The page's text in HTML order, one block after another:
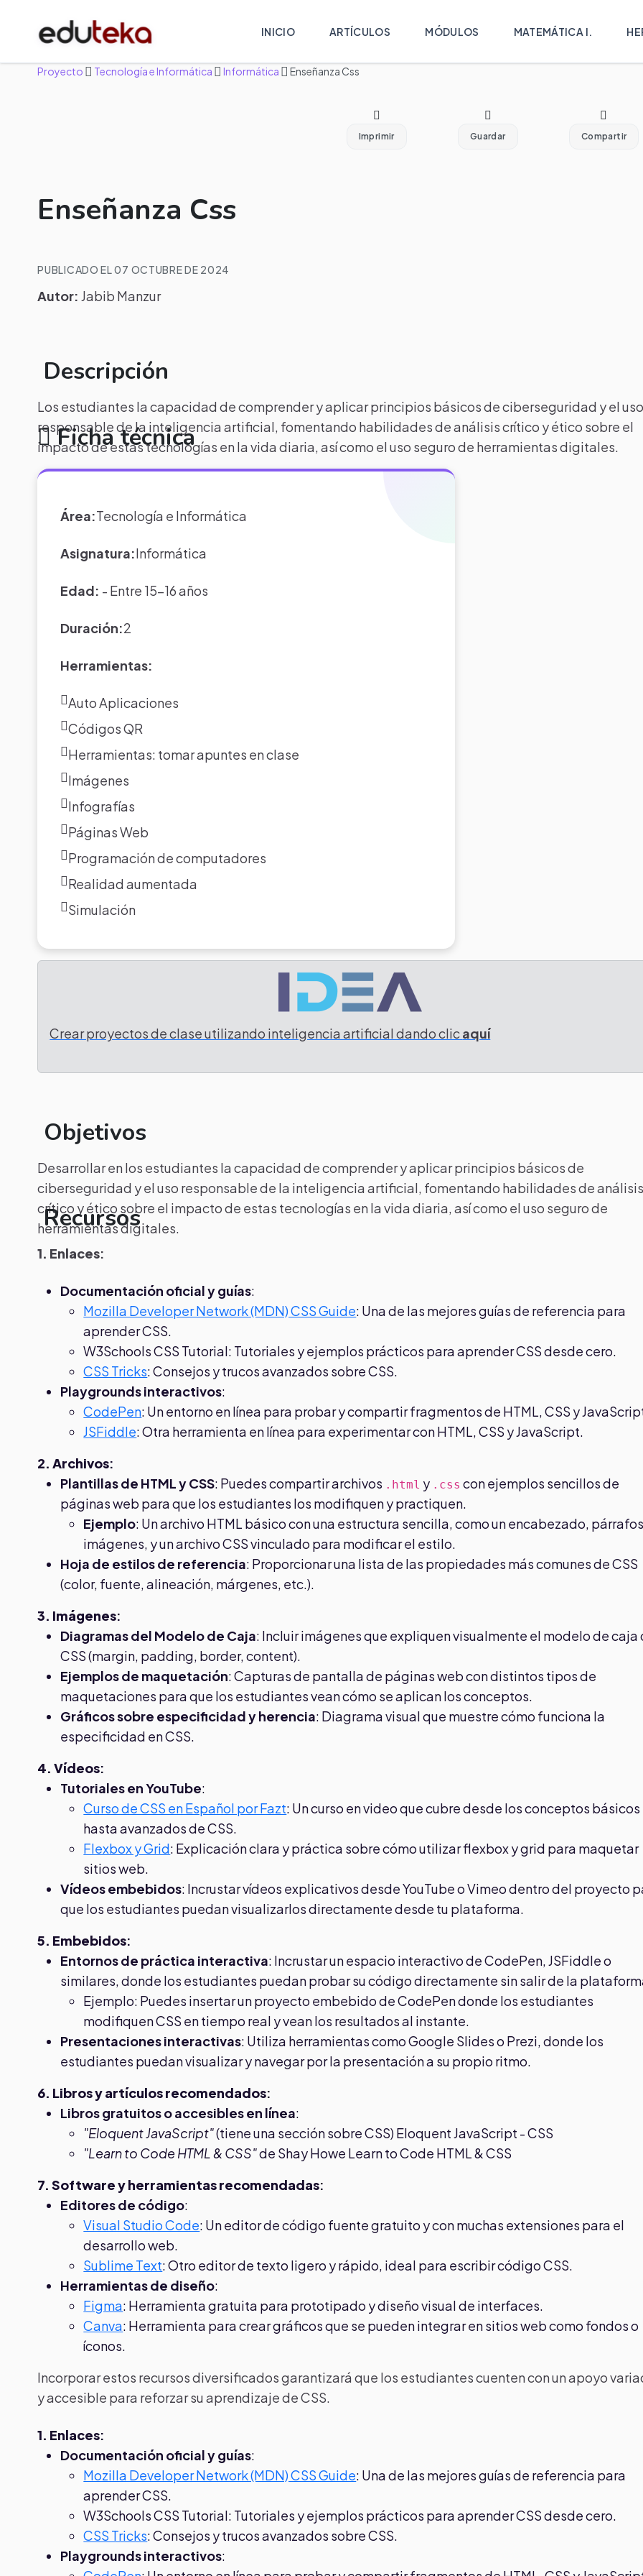
INICIO ARTÍCULOS MÓDULOS MATEMÁTICA I.
Proyecto Tecnología e Informática Informática Enseñanza Css
Imprimir Guardar Compartir
Enseñanza Css
PUBLICADO EL 07 OCTUBRE DE 2024
Autor: Jabib Manzur
Descripción
Los estudiantes la capacidad de comprender y aplicar principios básicos de ciberseguridad y el
responsable de la inteligencia artificial, fomentando habilidades de análisis crítico y ético sobre el
impacto de estas tecnologías en la vida diaria, así como el uso seguro de herramientas digitales.
Ficha técnica
Área:Tecnología e Informática
Asignatura:Informática
Edad: - Entre 15-16 años
Duración:2
Herramientas:
Auto Aplicaciones
Códigos QR
Herramientas: tomar apuntes en clase
Imágenes
Infografías
Páginas Web
Programación de computadores
Realidad aumentada
Simulación
Crear proyectos de clase utilizando inteligencia artificial dando clicaquí
Objetivos
Desarrollar en los estudiantes la capacidad de comprender y aplicar principios básicos de
ciberseguridad y el uso responsable de la inteligencia artificial, fomentando habilidades de
crítico y ético sobre el impacto de estas tecnologías en la vida diaria, así como el uso seguro de
herramientas digitales.
Recursos
1. Enlaces:
Documentación oficial y guías:
Mozilla Developer Network (MDN) CSS Guide: Una de las mejores guías de referencia para
aprender CSS.
W3Schools CSS Tutorial: Tutoriales y ejemplos prácticos para aprender CSS desde cero.
CSS Tricks: Consejos y trucos avanzados sobre CSS.
Playgrounds interactivos:
CodePen: Un entorno en línea para probar y compartir fragmentos de HTML, CSS y
JSFiddle: Otra herramienta en línea para experimentar con HTML, CSS y JavaScript.
2. Archivos:
Plantillas de HTML y CSS: Puedes compartir archivos .html y .css con ejemplos sencillos de
páginas web para que los estudiantes los modifiquen y practiquen.
Ejemplo: Un archivo HTML básico con una estructura sencilla, como un encabezado,
imágenes, y un archivo CSS vinculado para modificar el estilo.
Hoja de estilos de referencia: Proporcionar una lista de las propiedades más comunes de CSS
(color, fuente, alineación, márgenes, etc.).
3. Imágenes:
Diagramas del Modelo de Caja: Incluir imágenes que expliquen visualmente el modelo de caja
CSS (margin, padding, border, content).
Ejemplos de maquetación: Capturas de pantalla de páginas web con distintos tipos de
maquetaciones para que los estudiantes vean cómo se aplican los conceptos.
Gráficos sobre especificidad y herencia: Diagrama visual que muestre cómo funciona la
especificidad en CSS.
4. Vídeos:
Tutoriales en YouTube:
Curso de CSS en Español por Fazt: Un curso en video que cubre desde los conceptos básicos
hasta avanzados de CSS.
Flexbox y Grid: Explicación clara y práctica sobre cómo utilizar flexbox y grid para maquetar
sitios web.
Vídeos embebidos: Incrustar vídeos explicativos desde YouTube o Vimeo dentro del proyecto
que los estudiantes puedan visualizarlos directamente desde tu plataforma.
5. Embebidos:
Entornos de práctica interactiva: Incrustar un espacio interactivo de CodePen, JSFiddle o
similares, donde los estudiantes puedan probar su código directamente sin salir de la
Ejemplo: Puedes insertar un proyecto embebido de CodePen donde los estudiantes
modifiquen CSS en tiempo real y vean los resultados al instante.
Presentaciones interactivas: Utiliza herramientas como Google Slides o Prezi, donde los
estudiantes puedan visualizar y navegar por la presentación a su propio ritmo.
6. Libros y artículos recomendados:
Libros gratuitos o accesibles en línea:
"Eloquent JavaScript"(tiene una sección sobre CSS) Eloquent JavaScript - CSS
"Learn to Code HTML & CSS"de Shay Howe Learn to Code HTML & CSS
7. Software y herramientas recomendadas:
Editores de código:
Visual Studio Code: Un editor de código fuente gratuito y con muchas extensiones para el
desarrollo web.
Sublime Text: Otro editor de texto ligero y rápido, ideal para escribir código CSS.
Herramientas de diseño:
Figma: Herramienta gratuita para prototipado y diseño visual de interfaces.
Canva: Herramienta para crear gráficos que se pueden integrar en sitios web como fondos o
íconos.
Incorporar estos recursos diversificados garantizará que los estudiantes cuenten con un apoyo
y accesible para reforzar su aprendizaje de CSS.
1. Enlaces:
Documentación oficial y guías:
Mozilla Developer Network (MDN) CSS Guide: Una de las mejores guías de referencia para
aprender CSS.
W3Schools CSS Tutorial: Tutoriales y ejemplos prácticos para aprender CSS desde cero.
CSS Tricks: Consejos y trucos avanzados sobre CSS.
Playgrounds interactivos: